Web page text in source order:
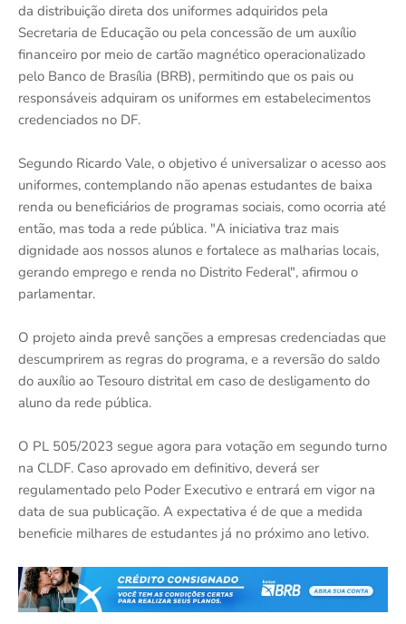
da distribuição direta dos uniformes adquiridos pela
Secretaria de Educação ou pela concessão de um auxílio
financeiro por meio de cartão magnético operacionalizado
pelo Banco de Brasília (BRB), permitindo que os pais ou
responsáveis adquiram os uniformes em estabelecimentos
credenciados no DF.
Segundo Ricardo Vale, o objetivo é universalizar o acesso aos
uniformes, contemplando não apenas estudantes de baixa
renda ou beneficiários de programas sociais, como ocorria até
então, mas toda a rede pública. "A iniciativa traz mais
dignidade aos nossos alunos e fortalece as malharias locais,
gerando emprego e renda no Distrito Federal", afirmou o
parlamentar.
O projeto ainda prevê sanções a empresas credenciadas que
descumprirem as regras do programa, e a reversão do saldo
do auxílio ao Tesouro distrital em caso de desligamento do
aluno da rede pública.
O PL 505/2023 segue agora para votação em segundo turno
na CLDF. Caso aprovado em definitivo, deverá ser
regulamentado pelo Poder Executivo e entrará em vigor na
data de sua publicação. A expectativa é de que a medida
beneficie milhares de estudantes já no próximo ano letivo.